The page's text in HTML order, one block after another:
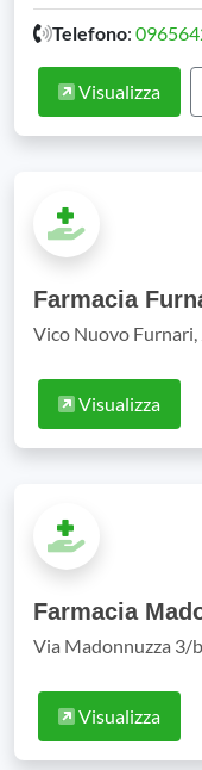
Telefono:
Visualizza
Farmacia
Vico Nuovo Furnari,
Visualizza
Farmacia
Via Madonnuzza 3/
Visualizza